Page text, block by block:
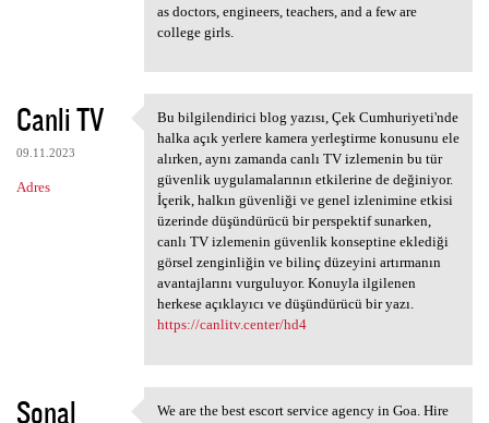
as doctors, engineers, teachers, and a few are
college girls.
Canli TV
09.11.2023
Adres
Bu bilgilendirici blog yazısı
Bu bilgilendirici blog yazısı, Çek Cumhuriyeti'nde
halka açık yerlere kamera yerleştirme konusunu ele
alırken, aynı zamanda canlı TV izlemenin bu tür
güvenlik uygulamalarının etkilerine de değiniyor.
İçerik, halkın güvenliği ve genel izlenimine etkisi
üzerinde düşündürücü bir perspektif sunarken,
canlı TV izlemenin güvenlik konseptine eklediği
görsel zenginliğin ve bilinç düzeyini artırmanın
avantajlarını vurguluyor. Konuyla ilgilenen
herkese açıklayıcı ve düşündürücü bir yazı.
https://canlitv.center/hd4
Sonal
We are the best escort service agency in Goa. Hire